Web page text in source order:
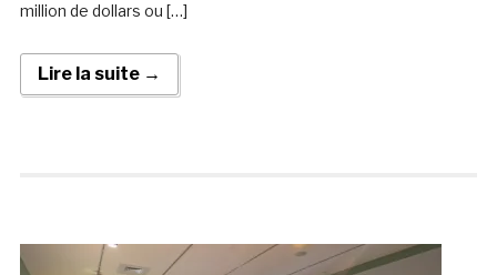
million de dollars ou […]
Lire la suite →